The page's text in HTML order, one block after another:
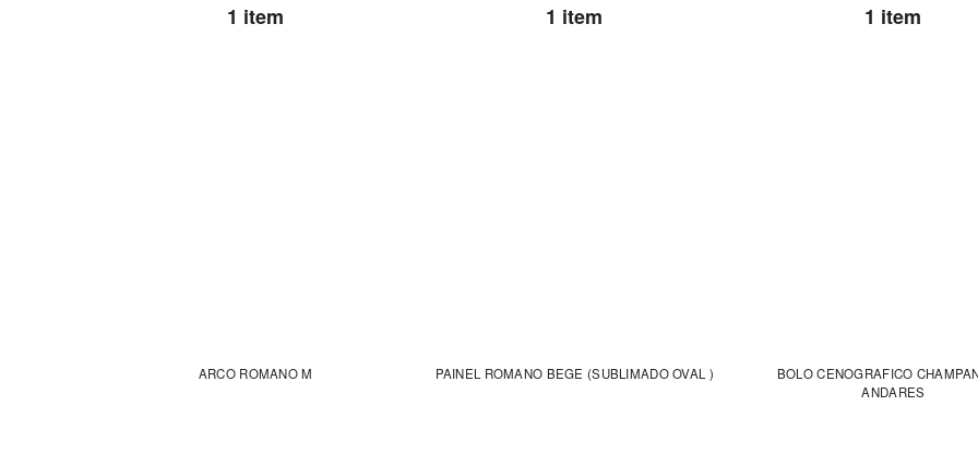
1 item 1 item 1 item
ARCO ROMANO M PAINEL ROMANO BEGE (SUBLIMADO OVAL )
BOLO CENOGRAFICO
ANDARES